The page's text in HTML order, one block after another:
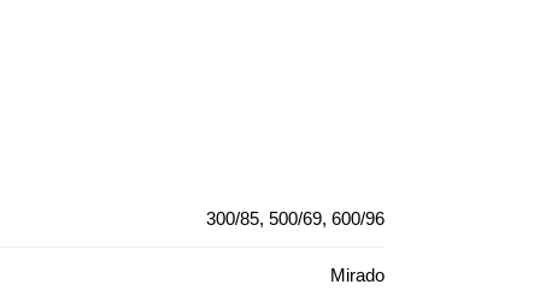
300/85, 500/69, 600/96
Mirado